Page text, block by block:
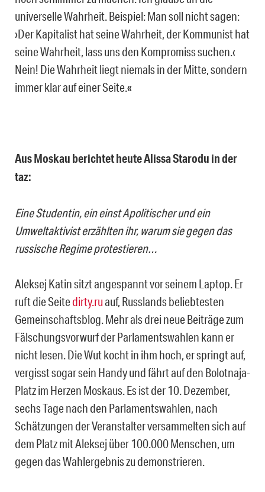
universelle Wahrheit. Beispiel: Man soll nicht sagen:
›Der Kapitalist hat seine Wahrheit, der Kommunist hat
seine Wahrheit, lass uns den Kompromiss suchen.‹
Nein! Die Wahrheit liegt niemals in der Mitte, sondern
immer klar auf einer Seite.«
Aus Moskau berichtet heute Alissa Starodu in der
taz:
Eine Studentin, ein einst Apolitischer und ein
Umweltaktivist erzählten ihr, warum sie gegen das
russische Regime protestieren…
Aleksej Katin sitzt angespannt vor seinem Laptop. Er
ruft die Seitedirty.ruauf, Russlands beliebtesten
Gemeinschaftsblog. Mehr als drei neue Beiträge zum
Fälschungsvorwurf der Parlamentswahlen kann er
nicht lesen. Die Wut kocht in ihm hoch, er springt auf,
vergisst sogar sein Handy und fährt auf den Bolotnaja-
Platz im Herzen Moskaus. Es ist der 10. Dezember,
sechs Tage nach den Parlamentswahlen, nach
Schätzungen der Veranstalter versammelten sich auf
dem Platz mit Aleksej über 100.000 Menschen, um
gegen das Wahlergebnis zu demonstrieren.